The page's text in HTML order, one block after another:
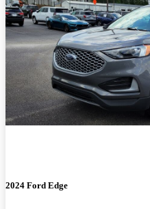
2024 Ford Edge